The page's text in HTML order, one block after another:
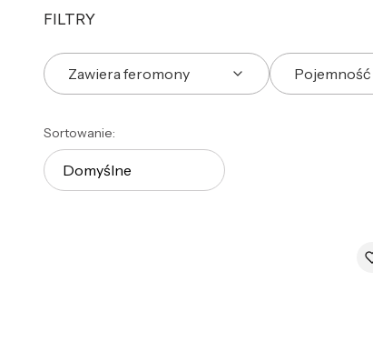
FILTRY
Zawiera feromony Pojemność
Lista produktów
Sortowanie:
Domyślne